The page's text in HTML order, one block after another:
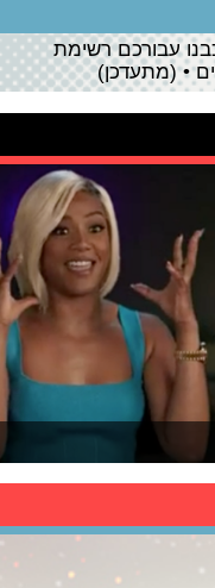
עבורכם רשימת
• (מתעדכן)